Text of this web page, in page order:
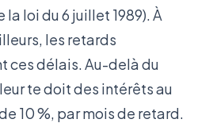
loi du 6 juillet 1989). À
les retards
ces délais. Au-delà du
te doit des intérêts au
10 %, par mois de retard.